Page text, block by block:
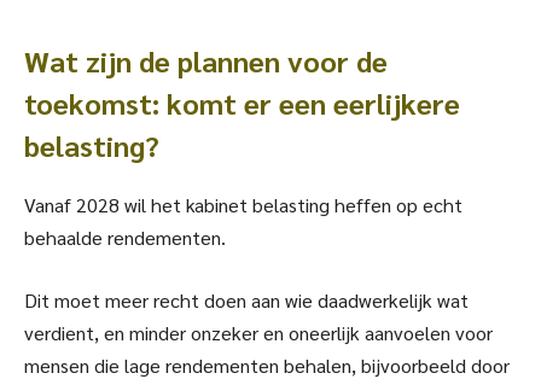
Wat zijn de plannen voor de
toekomst: komt er een eerlijkere
belasting?
Vanaf 2028 wil het kabinet belasting heffen op echt
behaalde rendementen.
Dit moet meer recht doen aan wie daadwerkelijk wat
verdient, en minder onzeker en oneerlijk aanvoelen voor
mensen die lage rendementen behalen, bijvoorbeeld door